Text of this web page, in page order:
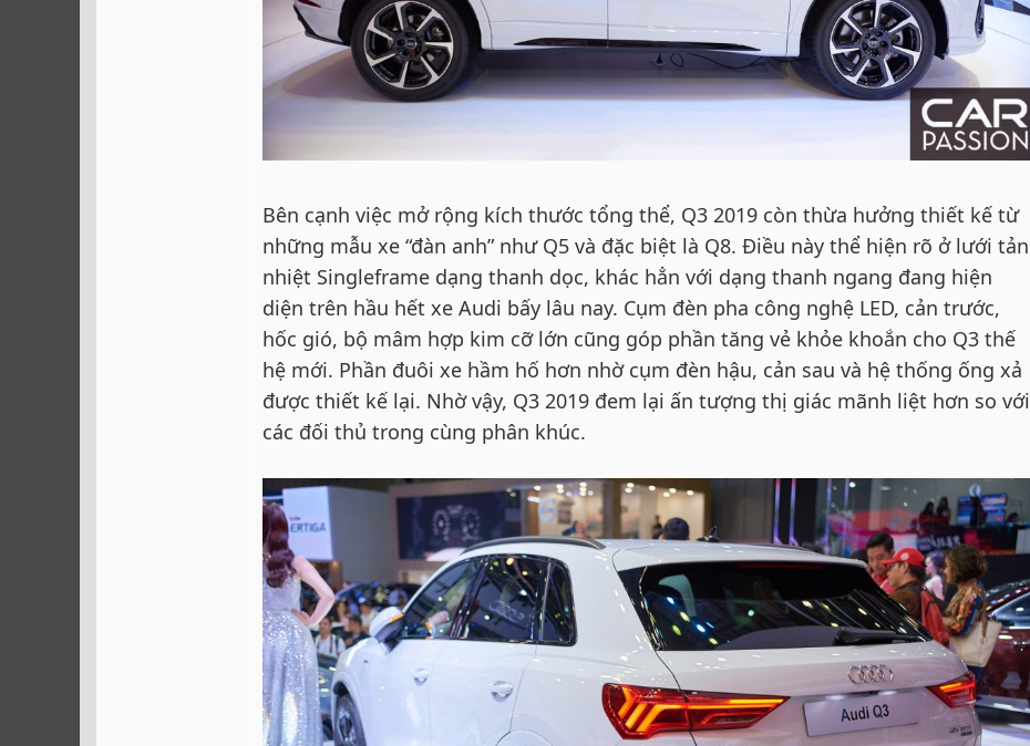
Bên cạnh việc mở rộng kích thước tổng thể, Q3 2019 còn thừa hưởng thiết kế từ
những mẫu xe “đàn anh” như Q5 và đặc biệt là Q8. Điều này thể hiện rõ ở lưới tản
nhiệt Singleframe dạng thanh dọc, khác hẳn với dạng thanh ngang đang hiện
diện trên hầu hết xe Audi bấy lâu nay. Cụm đèn pha công nghệ LED, cản trước,
hốc gió, bộ mâm hợp kim cỡ lớn cũng góp phần tăng vẻ khỏe khoắn cho Q3 thế
hệ mới. Phần đuôi xe hầm hố hơn nhờ cụm đèn hậu, cản sau và hệ thống ống xả
được thiết kế lại. Nhờ vậy, Q3 2019 đem lại ấn tượng thị giác mãnh liệt hơn so với
các đối thủ trong cùng phân khúc.